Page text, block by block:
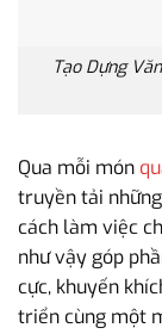
Tạo Dựng
Qua mỗi món
truyền tải
cách làm việc
như vậy góp
cực, khuyến
triển cùng một